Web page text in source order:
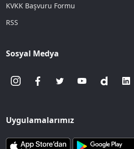
KVKK Başvuru Formu
RSS
Sosyal Medya
Uygulamalarımız